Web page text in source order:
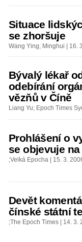
Situace
se zhoršuje
Wang Ying; Minghui | 16.
Bývalý lékař
odebírání
vězňů v Číně
Liang Yu; Epoch Times
Prohlášení o
se objevuje
;Velká Epocha | 15. 3.
Devět
čínské státní
;The Epoch Times | 14. 3.